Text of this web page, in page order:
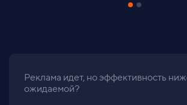
Реклама идет, но эффективность
ожидаемой?